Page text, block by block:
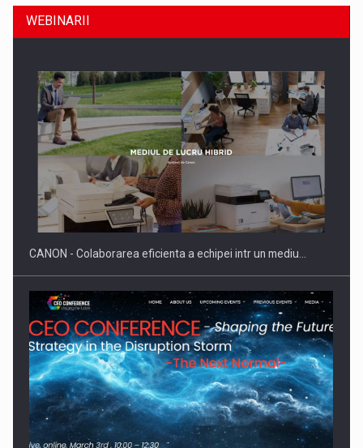
SAPTE PERSONALITATI DIN MEDIUL DE AFACERI, ACADEMIC
SI INSTITUTIONAL…
Hard Enduro Piatra Craiului 2026, fueled by benzinariile RO…
WEBINARII
CANON - Colaborarea eficienta a echipei intr un mediu…